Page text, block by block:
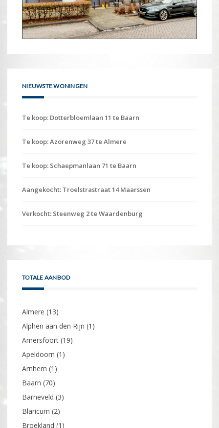
NIEUWSTE WONINGEN
Te koop: Dotterbloemlaan 11 te Baarn
Te koop: Azorenweg 37 te Almere
Te koop: Schaepmanlaan 71 te Baarn
Aangekocht: Troelstrastraat 14 Maarssen
Verkocht: Steenweg 2 te Waardenburg
TOTALE AANBOD
Almere (13)
Alphen aan den Rijn (1)
Amersfoort (19)
Apeldoorn (1)
Arnhem (1)
Baarn (70)
Barneveld (3)
Blaricum (2)
Broekland (1)